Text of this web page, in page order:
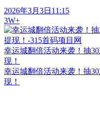
2026年3月3日11:15
3W+
幸运城翻倍活动来袭！抽
现！
幸运城翻倍活动来袭！抽
现！